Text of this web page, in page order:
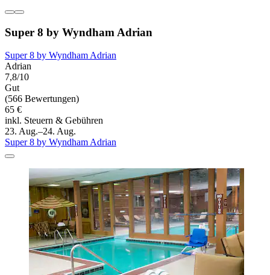
Super 8 by Wyndham Adrian
Super 8 by Wyndham Adrian
Adrian
7,8/10
Gut
(566 Bewertungen)
65 €
inkl. Steuern & Gebühren
23. Aug.–24. Aug.
Super 8 by Wyndham Adrian